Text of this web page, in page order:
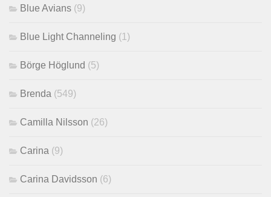
Blue Avians (9)
Blue Light Channeling (1)
Börge Höglund (5)
Brenda (549)
Camilla Nilsson (26)
Carina (9)
Carina Davidsson (6)